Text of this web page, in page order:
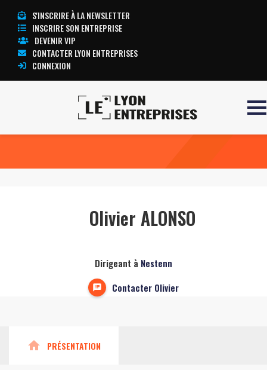
S'INSCRIRE À LA NEWSLETTER
INSCRIRE SON ENTREPRISE
DEVENIR VIP
CONTACTER LYON ENTREPRISES
CONNEXION
Olivier ALONSO
Dirigeant à Nestenn
Contacter Olivier
home PRÉSENTATION